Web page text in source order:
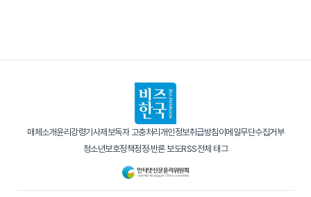
매체소개윤리강령기사제보독자 고충처리 개인정보취급방침이메일무단수집거부
청소년보호정책정정·반론 보도RSS전체 태그